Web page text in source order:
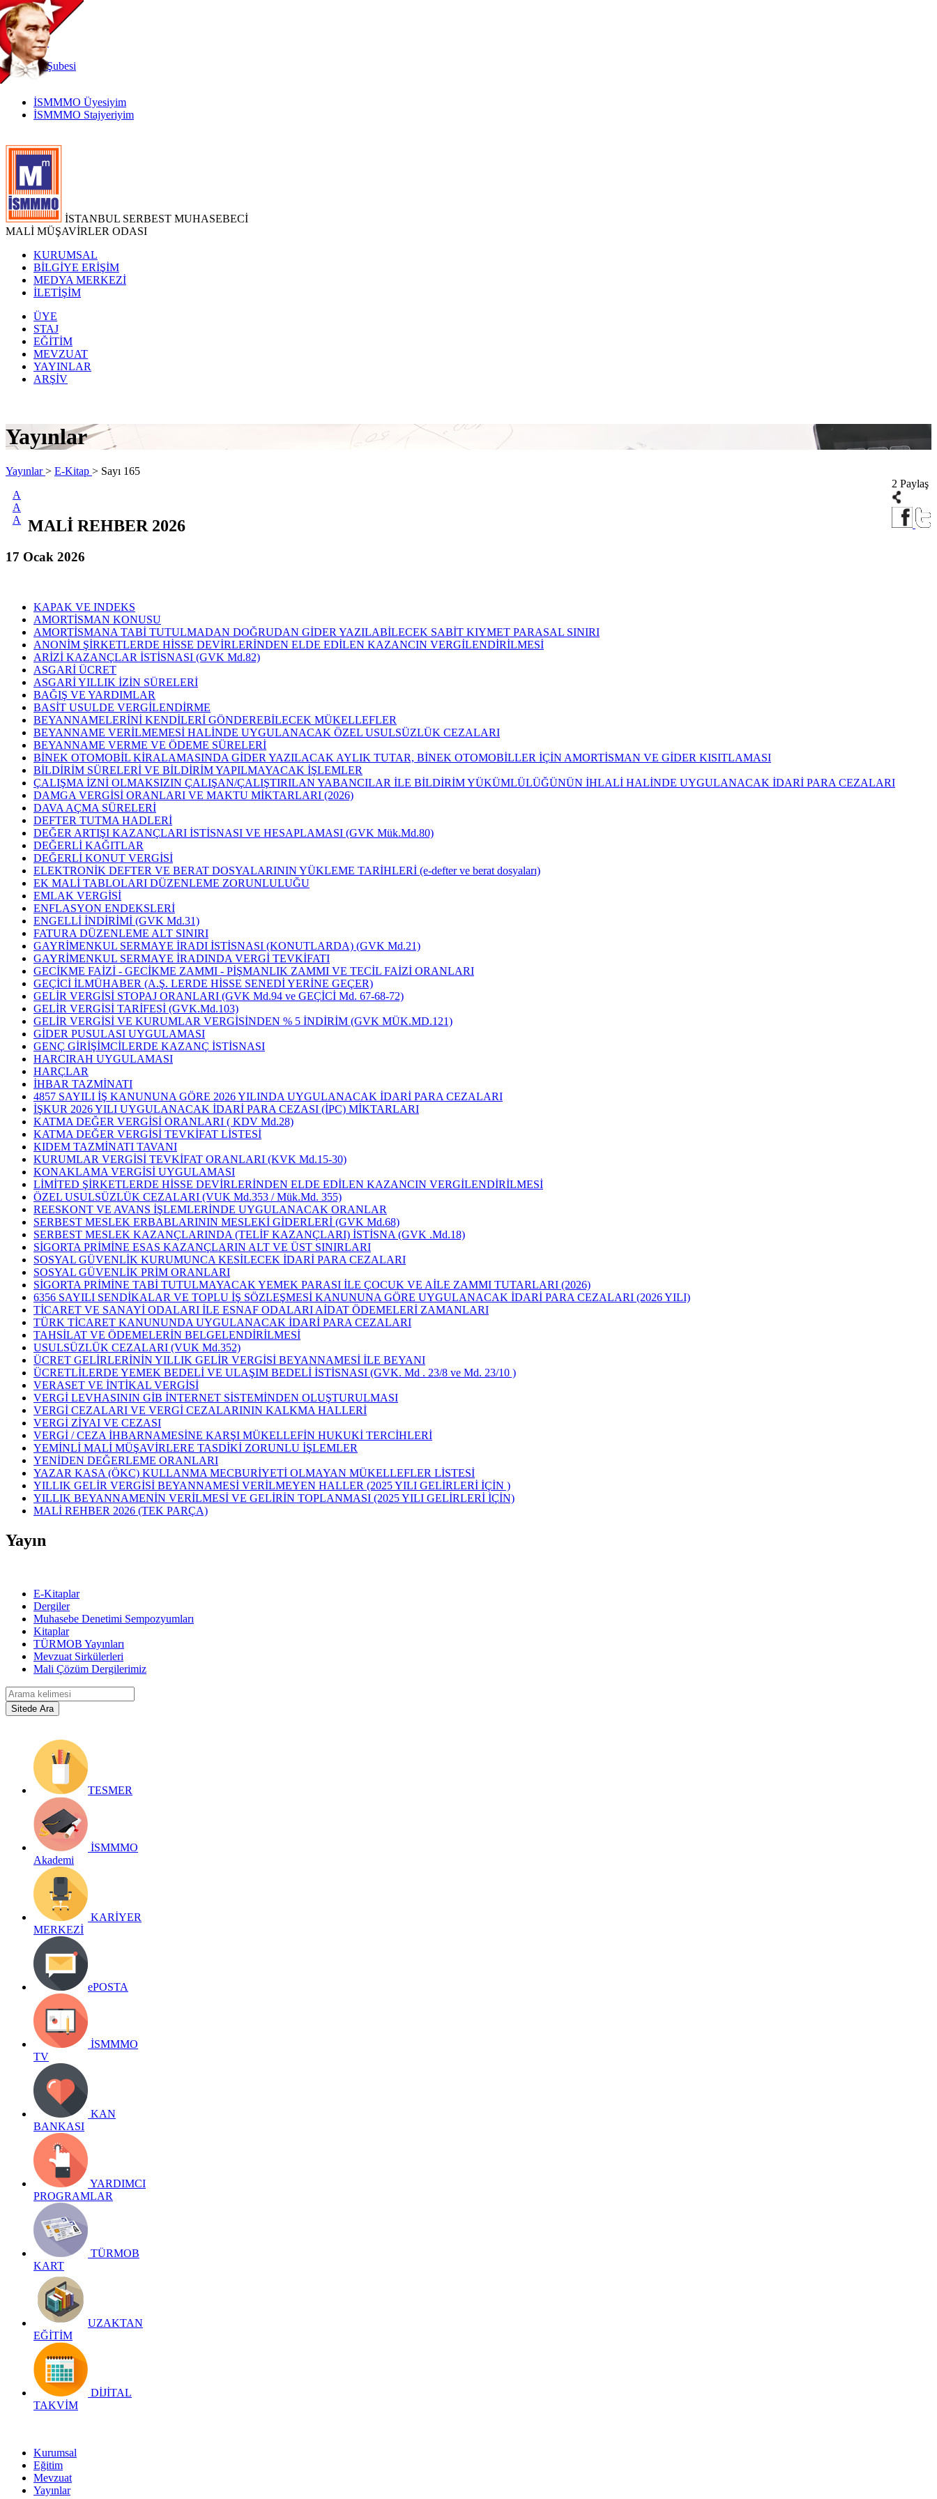
TR
|
EN
İnternetŞubesi
İSMMMO Üyesiyim
İSMMMO Stajyeriyim
İSTANBUL SERBEST MUHASEBECİ
MALİ MÜŞAVİRLER ODASI
KURUMSAL
BİLGİYE ERİŞİM
MEDYA MERKEZİ
İLETİŞİM
ÜYE
STAJ
EĞİTİM
MEVZUAT
YAYINLAR
ARŞİV
Yayınlar
Yayınlar> E-Kitap > Sayı 165
A
A
A
2 Paylaş
MALİ REHBER 2026
17 Ocak 2026
KAPAK VE INDEKS
AMORTİSMAN KONUSU
AMORTİSMANA TABİ TUTULMADAN DOĞRUDAN GİDER YAZILABİLECEK SABİT KIYMET PARASAL SINIRI
ANONİM ŞİRKETLERDE HİSSE DEVİRLERİNDEN ELDE EDİLEN KAZANCIN VERGİLENDİRİLMESİ
ARİZİ KAZANÇLAR İSTİSNASI (GVK Md.82)
ASGARİ ÜCRET
ASGARİ YILLIK İZİN SÜRELERİ
BAĞIŞ VE YARDIMLAR
BASİT USULDE VERGİLENDİRME
BEYANNAMELERİNİ KENDİLERİ GÖNDEREBİLECEK MÜKELLEFLER
BEYANNAME VERİLMEMESİ HALİNDE UYGULANACAK ÖZEL USULSÜZLÜK CEZALARI
BEYANNAME VERME VE ÖDEME SÜRELERİ
BİNEK OTOMOBİL KİRALAMASINDA GİDER YAZILACAK AYLIK TUTAR, BİNEK OTOMOBİLLER İÇİN AMORTİSMAN VE GİDER KISITLAMASI
BİLDİRİM SÜRELERİ VE BİLDİRİM YAPILMAYACAK İŞLEMLER
ÇALIŞMA İZNİ OLMAKSIZIN ÇALIŞAN/ÇALIŞTIRILAN YABANCILAR İLE BİLDİRİM YÜKÜMLÜLÜĞÜNÜN İHLALİ HALİNDE UYGULANACAK İDARİ PARA CEZALARI
DAMGA VERGİSİ ORANLARI VE MAKTU MİKTARLARI (2026)
DAVA AÇMA SÜRELERİ
DEFTER TUTMA HADLERİ
DEĞER ARTIŞI KAZANÇLARI İSTİSNASI VE HESAPLAMASI (GVK Mük.Md.80)
DEĞERLİ KAĞITLAR
DEĞERLİ KONUT VERGİSİ
ELEKTRONİK DEFTER VE BERAT DOSYALARININ YÜKLEME TARİHLERİ (e-defter ve berat dosyaları)
EK MALİ TABLOLARI DÜZENLEME ZORUNLULUĞU
EMLAK VERGİSİ
ENFLASYON ENDEKSLERİ
ENGELLİ İNDİRİMİ (GVK Md.31)
FATURA DÜZENLEME ALT SINIRI
GAYRİMENKUL SERMAYE İRADI İSTİSNASI (KONUTLARDA) (GVK Md.21)
GAYRİMENKUL SERMAYE İRADINDA VERGİ TEVKİFATI
GECİKME FAİZİ - GECİKME ZAMMI - PİŞMANLIK ZAMMI VE TECİL FAİZİ ORANLARI
GEÇİCİ İLMÜHABER (A.Ş. LERDE HİSSE SENEDİ YERİNE GEÇER)
GELİR VERGİSİ STOPAJ ORANLARI (GVK Md.94 ve GEÇİCİ Md. 67-68-72)
GELİR VERGİSİ TARİFESİ (GVK.Md.103)
GELİR VERGİSİ VE KURUMLAR VERGİSİNDEN % 5 İNDİRİM (GVK MÜK.MD.121)
GİDER PUSULASI UYGULAMASI
GENÇ GİRİŞİMCİLERDE KAZANÇ İSTİSNASI
HARCIRAH UYGULAMASI
HARÇLAR
İHBAR TAZMİNATI
4857 SAYILI İŞ KANUNUNA GÖRE 2026 YILINDA UYGULANACAK İDARİ PARA CEZALARI
İŞKUR 2026 YILI UYGULANACAK İDARİ PARA CEZASI (İPC) MİKTARLARI
KATMA DEĞER VERGİSİ ORANLARI ( KDV Md.28)
KATMA DEĞER VERGİSİ TEVKİFAT LİSTESİ
KIDEM TAZMİNATI TAVANI
KURUMLAR VERGİSİ TEVKİFAT ORANLARI (KVK Md.15-30)
KONAKLAMA VERGİSİ UYGULAMASI
LİMİTED ŞİRKETLERDE HİSSE DEVİRLERİNDEN ELDE EDİLEN KAZANCIN VERGİLENDİRİLMESİ
ÖZEL USULSÜZLÜK CEZALARI (VUK Md.353 / Mük.Md. 355)
REESKONT VE AVANS İŞLEMLERİNDE UYGULANACAK ORANLAR
SERBEST MESLEK ERBABLARININ MESLEKİ GİDERLERİ (GVK Md.68)
SERBEST MESLEK KAZANÇLARINDA (TELİF KAZANÇLARI) İSTİSNA (GVK .Md.18)
SİGORTA PRİMİNE ESAS KAZANÇLARIN ALT VE ÜST SINIRLARI
SOSYAL GÜVENLİK KURUMUNCA KESİLECEK İDARİ PARA CEZALARI
SOSYAL GÜVENLİK PRİM ORANLARI
SİGORTA PRİMİNE TABİ TUTULMAYACAK YEMEK PARASI İLE ÇOCUK VE AİLE ZAMMI TUTARLARI (2026)
6356 SAYILI SENDİKALAR VE TOPLU İŞ SÖZLEŞMESİ KANUNUNA GÖRE UYGULANACAK İDARİ PARA CEZALARI (2026 YILI)
TİCARET VE SANAYİ ODALARI İLE ESNAF ODALARI AİDAT ÖDEMELERİ ZAMANLARI
TÜRK TİCARET KANUNUNDA UYGULANACAK İDARİ PARA CEZALARI
TAHSİLAT VE ÖDEMELERİN BELGELENDİRİLMESİ
USULSÜZLÜK CEZALARI (VUK Md.352)
ÜCRET GELİRLERİNİN YILLIK GELİR VERGİSİ BEYANNAMESİ İLE BEYANI
ÜCRETLİLERDE YEMEK BEDELİ VE ULAŞIM BEDELİ İSTİSNASI (GVK. Md . 23/8 ve Md. 23/10 )
VERASET VE İNTİKAL VERGİSİ
VERGİ LEVHASININ GİB İNTERNET SİSTEMİNDEN OLUŞTURULMASI
VERGİ CEZALARI VE VERGİ CEZALARININ KALKMA HALLERİ
VERGİ ZİYAI VE CEZASI
VERGİ / CEZA İHBARNAMESİNE KARŞI MÜKELLEFİN HUKUKİ TERCİHLERİ
YEMİNLİ MALİ MÜŞAVİRLERE TASDİKİ ZORUNLU İŞLEMLER
YENİDEN DEĞERLEME ORANLARI
YAZAR KASA (ÖKC) KULLANMA MECBURİYETİ OLMAYAN MÜKELLEFLER LİSTESİ
YILLIK GELİR VERGİSİ BEYANNAMESİ VERİLMEYEN HALLER (2025 YILI GELİRLERİ İÇİN )
YILLIK BEYANNAMENİN VERİLMESİ VE GELİRİN TOPLANMASI (2025 YILI GELİRLERİ İÇİN)
MALİ REHBER 2026 (TEK PARÇA)
Yayın
E-Kitaplar
Dergiler
Muhasebe Denetimi Sempozyumları
Kitaplar
TÜRMOB Yayınları
Mevzuat Sirkülerleri
Mali Çözüm Dergilerimiz
TESMER
İSMMMO
Akademi
KARİYER
MERKEZİ
ePOSTA
İSMMMO
TV
KAN
BANKASI
YARDIMCI
PROGRAMLAR
TÜRMOB
KART
UZAKTAN
EĞİTİM
DİJİTAL
TAKVİM
Kurumsal
Eğitim
Mevzuat
Yayınlar